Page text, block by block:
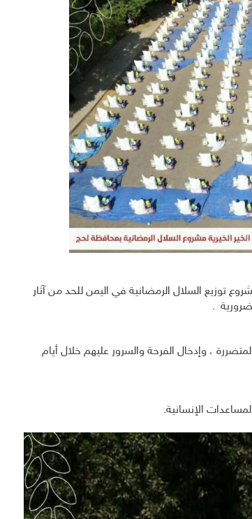
توزيع السلال الرمضانية في اليمن للحد من آثار
.
، وإدخال الفرحة والسرور عليهم خلال أيام